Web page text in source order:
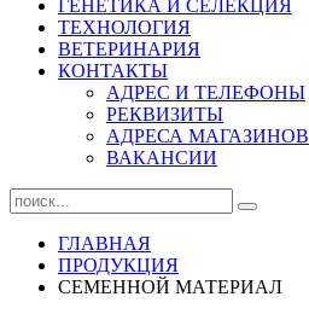
ГЕНЕТИКА И СЕЛЕКЦИЯ
ТЕХНОЛОГИЯ
ВЕТЕРИНАРИЯ
КОНТАКТЫ
АДРЕС И ТЕЛЕФОНЫ
РЕКВИЗИТЫ
АДРЕСА МАГАЗИНОВ
ВАКАНСИИ
ГЛАВНАЯ
ПРОДУКЦИЯ
СЕМЕННОЙ МАТЕРИАЛ